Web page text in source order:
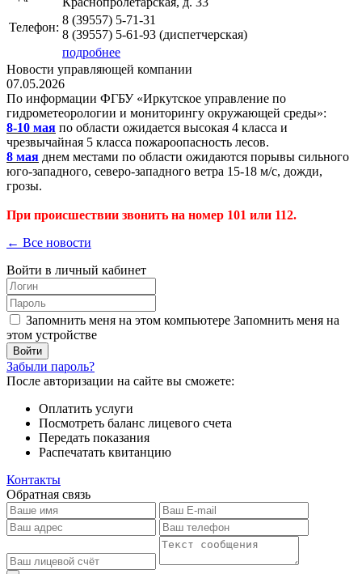
Телефон:
8 (39557) 5-71-31
8 (39557) 5-61-93 (диспетчерская)
подробнее
Новости управляющей компании
07.05.2026
По информации ФГБУ «Иркутское управление по
гидрометеорологии и мониторингу окружающей среды»:
8-10 мая по области ожидается высокая 4 класса и
чрезвычайная 5 класса пожароопасность лесов.
8 мая днем местами по области ожидаются порывы сильного
юго-западного, северо-западного ветра 15-18 м/с, дожди,
грозы.
При происшествии звонить на номер 101 или 112.
← Все новости
Войти в личный кабинет
Запомнить меня на этом компьютере Запомнить меня на
этом устройстве
Забыли пароль?
После авторизации на сайте вы сможете:
Оплатить услуги
Посмотреть баланс лицевого счета
Передать показания
Распечатать квитанцию
Контакты
Обратная связь